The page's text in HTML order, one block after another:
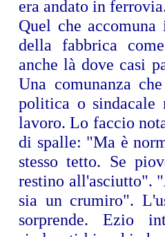
era andato in
Quel che
della fabbrica
anche là dove casi
Una comunanza
politica o
lavoro. Lo faccio
di spalle: "Ma è
stesso tetto. Se
restino all'asciutto".
sia un crumiro".
sorprende. Ezio